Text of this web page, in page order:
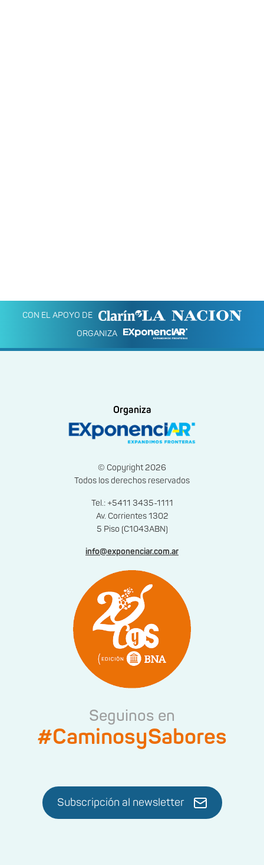
CON EL APOYO DE
ORGANIZA
Organiza
© Copyright 2026
Todos los derechos reservados
Tel.: +5411 3435-1111
Av. Corrientes 1302
5 Piso (C1043ABN)
info@exponenciar.com.ar
Seguinos en
#CaminosySabores
Subscripción al newsletter